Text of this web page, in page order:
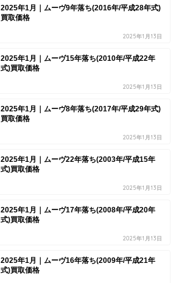
2025年1月｜ムーヴ9年落ち(2016年/平成28年式)
買取価格
2025年1月13日
2025年1月｜ムーヴ15年落ち(2010年/平成22年
式)買取価格
2025年1月13日
2025年1月｜ムーヴ8年落ち(2017年/平成29年式)
買取価格
2025年1月13日
2025年1月｜ムーヴ22年落ち(2003年/平成15年
式)買取価格
2025年1月13日
2025年1月｜ムーヴ17年落ち(2008年/平成20年
式)買取価格
2025年1月13日
2025年1月｜ムーヴ16年落ち(2009年/平成21年
式)買取価格